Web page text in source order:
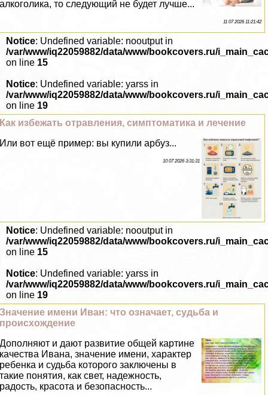
алкоголика, то следующий не будет лучше...
11 07 2026 11:21:42
Notice: Undefined variable: nooutput in
/var/www/iq22059882/data/www/bookcovers.ru/
on line 15
Notice: Undefined variable: yarss in
/var/www/iq22059882/data/www/bookcovers.ru/
on line 19
Как избежать отравления, симптоматика и лечение
Или вот ещё пример: вы купили арбуз...
10 07 2026 3:31:31
Notice: Undefined variable: nooutput in
/var/www/iq22059882/data/www/bookcovers.ru/
on line 15
Notice: Undefined variable: yarss in
/var/www/iq22059882/data/www/bookcovers.ru/
on line 19
Значение имени Иван: что означает, судьба и
происхождение
Дополняют и дают развитие общей картине
качества Ивана, значение имени, хаpaктер
ребенка и судьба которого заключены в
такие понятия, как свет, надежность,
радость, красота и безопасность...